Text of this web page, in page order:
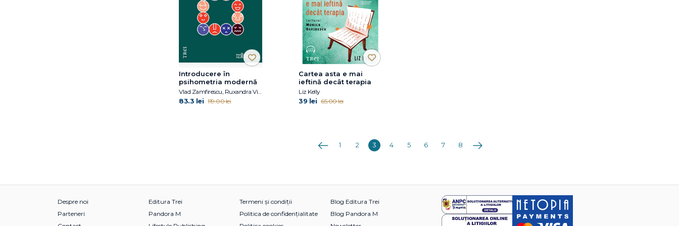
Isabelle Roskam
J. Stuart Ablon
Introducere în
psihometria modernă
83.3 lei 119.00 lei
Cartea asta e mai
ieftină decât terapia
Liz Kelly
39 lei 65.00 lei
Anterioara
1 2 3 4 5 6 7 8 Următoarea
Despre noi
Parteneri
Editura Trei
Pandora M
Termeni și condiții
Politica de confidențialitate
Blog Editura Trei
Blog Pandora M